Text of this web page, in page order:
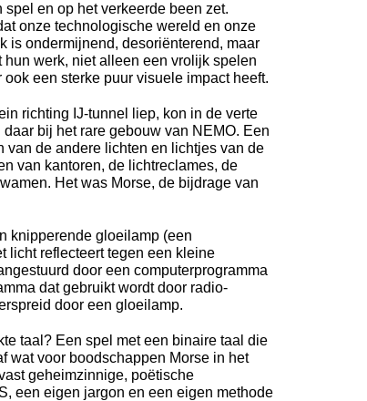
en op het verkeerde been zet.
onze technologische wereld en onze
is ondermijnend, desoriënterend, maar
werk, niet alleen een vrolijk spelen
een sterke puur visuele impact heeft.
richting IJ-tunnel liep, kon in de verte
bij het rare gebouw van NEMO. Een
van de andere lichten en lichtjes van de
van kantoren, de lichtreclames, de
Het was Morse, de bijdrage van
knipperende gloeilamp (een
licht reflecteert tegen een kleine
door een computerprogramma
dat gebruikt wordt door radio-
door een gloeilamp.
taal? Een spel met een binaire taal die
wat voor boodschappen Morse in het
geheimzinnige, poëtische
een eigen jargon en een eigen methode